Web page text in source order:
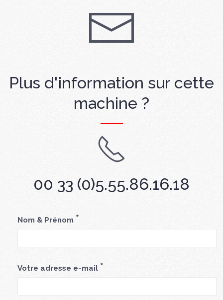
Plus d'information sur cette
machine ?
00 33 (0)5.55.86.16.18
Nom & Prénom *
Votre adresse e-mail *